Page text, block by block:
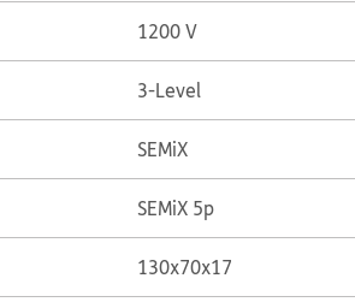
1200 V
3-Level
SEMiX
SEMiX 5p
130x70x17